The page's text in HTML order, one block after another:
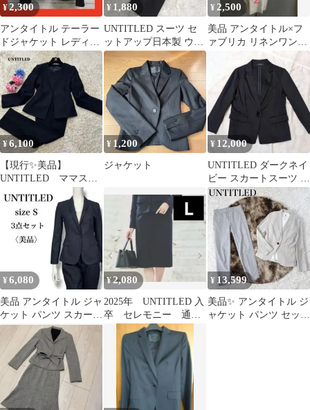
¥2,300
アンタイトル テーラー
ドジャケット レディー
ス サイズ4 ブラック
¥ 1,880
UNTITLED スーツ セ
ットアップ日本製 ウー
ル100% 通勤 M相当
¥ 2,500
美品 アンタイトル×フ
ァブリカ リネンワンピ
ーススーツ 2 イタリア
素材 オフ白
¥6,100
【現行✨美品】
UNTITLED ママスー
ツ ツイード パン
ツ セットアップ
¥ 1,200
ジャケット
¥ 12,000
UNTITLED ダークネイ
ビー スカートスーツ 上
下セット
¥ 6,080
美品 アンタイトル ジャ
ケット パンツ スカート
3点セット 就活 セット
アップ
¥2,080
2025年 UNTITLED 入
卒 セレモニー 通
勤 ラメツイードタイ
トスカート
¥ 13,599
美品✨ アンタイトル ジ
ャケット パンツ セット